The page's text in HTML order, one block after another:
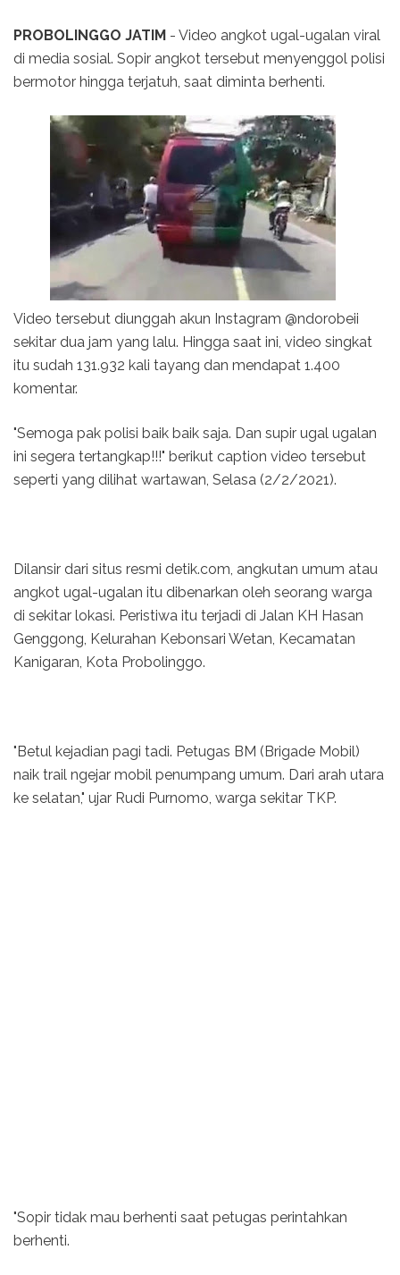
PROBOLINGGO JATIM - Video angkot ugal-ugalan viral
di media sosial. Sopir angkot tersebut menyenggol polisi
bermotor hingga terjatuh, saat diminta berhenti.
Video tersebut diunggah akun Instagram @ndorobeii
sekitar dua jam yang lalu. Hingga saat ini, video singkat
itu sudah 131.932 kali tayang dan mendapat 1.400
komentar.
"Semoga pak polisi baik baik saja. Dan supir ugal ugalan
ini segera tertangkap!!!" berikut caption video tersebut
seperti yang dilihat wartawan, Selasa (2/2/2021).
Dilansir dari situs resmi detik.com, angkutan umum atau
angkot ugal-ugalan itu dibenarkan oleh seorang warga
di sekitar lokasi. Peristiwa itu terjadi di Jalan KH Hasan
Genggong, Kelurahan Kebonsari Wetan, Kecamatan
Kanigaran, Kota Probolinggo.
"Betul kejadian pagi tadi. Petugas BM (Brigade Mobil)
naik trail ngejar mobil penumpang umum. Dari arah utara
ke selatan," ujar Rudi Purnomo, warga sekitar TKP.
"Sopir tidak mau berhenti saat petugas perintahkan
berhenti.